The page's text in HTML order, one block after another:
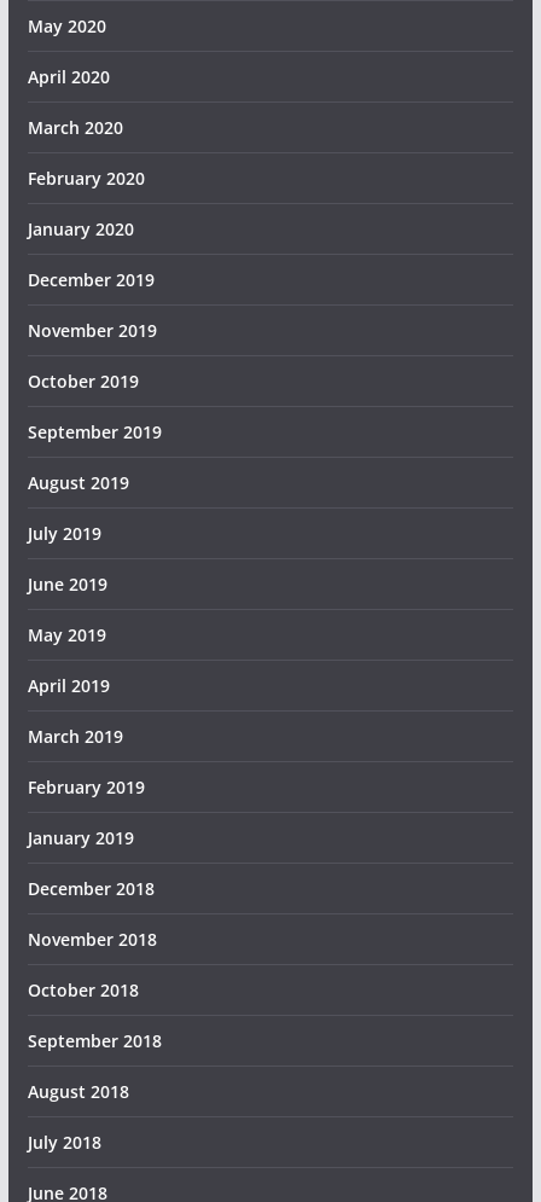
May 2020
April 2020
March 2020
February 2020
January 2020
December 2019
November 2019
October 2019
September 2019
August 2019
July 2019
June 2019
May 2019
April 2019
March 2019
February 2019
January 2019
December 2018
November 2018
October 2018
September 2018
August 2018
July 2018
June 2018